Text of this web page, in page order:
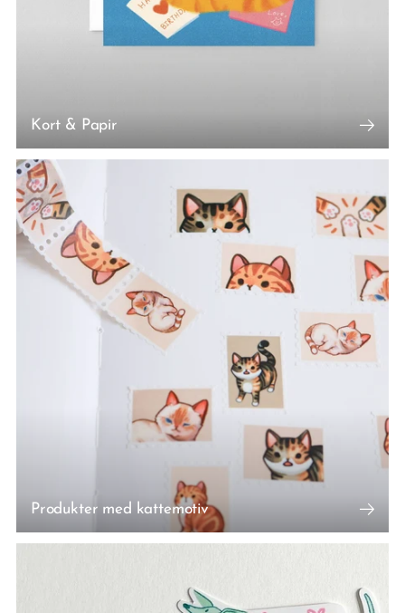
Kort & Papir
Produkter med kattemotiv